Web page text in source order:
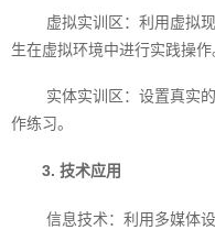
虚拟实训区：利用虚拟
生在虚拟环境中进行实践操作
实体实训区：设置真实
作练习。
3. 技术应用
信息技术：利用多媒体